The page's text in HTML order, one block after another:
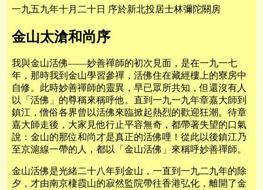
一九五九年十月二十日 序於新北投居士林彌陀關房
金山太滄和尚序
我與金山活佛——妙善禪師的初次見面，是在一九一七
年，那時我到金山學習參禪，活佛住在藏經樓上的寮房中
自修。此時妙善禪師的靈異，早已眾所共知，但還沒有人
以「活佛」的尊稱來稱呼他。直到一九一九年章嘉大師到
鎮江，僧俗各界曾以活佛來臨掀起熱烈的歡迎狂潮。待章
嘉大師走後，大家見他行止平容無奇，都帶著失望的口氣
說：金山的那位和尚才是真正的活佛哩！從此以後鎮江乃
至京滬線一帶的人，都以「金山活佛」來稱呼妙善禪師。
金山活佛是光緒二十八年到金山，一直到一九二九年的除
夕，才由南京棲霞山的寂然監院帶往香港弘化，離開了金